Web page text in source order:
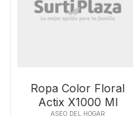
Ropa Color Floral
Actix X1000 Ml
ASEO DEL HOGAR